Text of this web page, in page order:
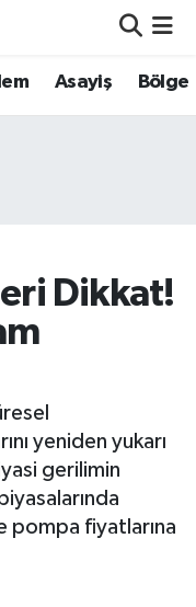
Asayiş Bölge
Dikkat!
yeniden yukarı
gerilimin
pompa fiyatlarına